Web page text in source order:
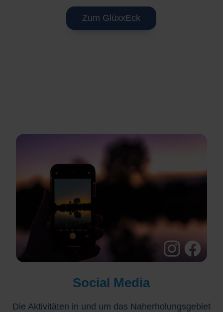
Zum GlüxxEck
Social Media
Die Aktivitäten in und um das Naherholungsgebiet